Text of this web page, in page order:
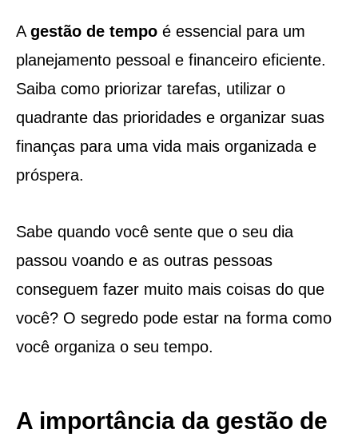
A gestão de tempoé essencial para um
planejamento pessoal e financeiro eficiente.
Saiba como priorizar tarefas, utilizar o
quadrante das prioridades e organizar suas
finanças para uma vida mais organizada e
próspera.
Sabe quando você sente que o seu dia
passou voando e as outras pessoas
conseguem fazer muito mais coisas do que
você? O segredo pode estar na forma como
você organiza o seu tempo.
A importância da gestão de